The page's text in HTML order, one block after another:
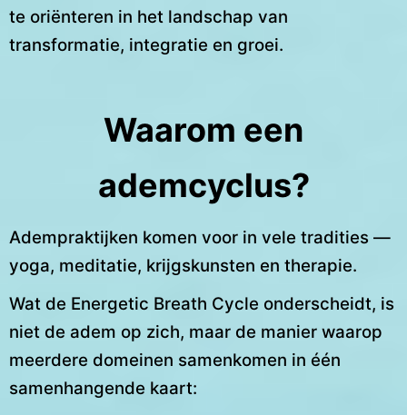
te oriënteren in het landschap van
transformatie, integratie en groei.
Waarom een
ademcyclus?
Adempraktijken komen voor in vele tradities —
yoga, meditatie, krijgskunsten en therapie.
Wat de Energetic Breath Cycle onderscheidt, is
niet de adem op zich, maar de manier waarop
meerdere domeinen samenkomen in één
samenhangende kaart: